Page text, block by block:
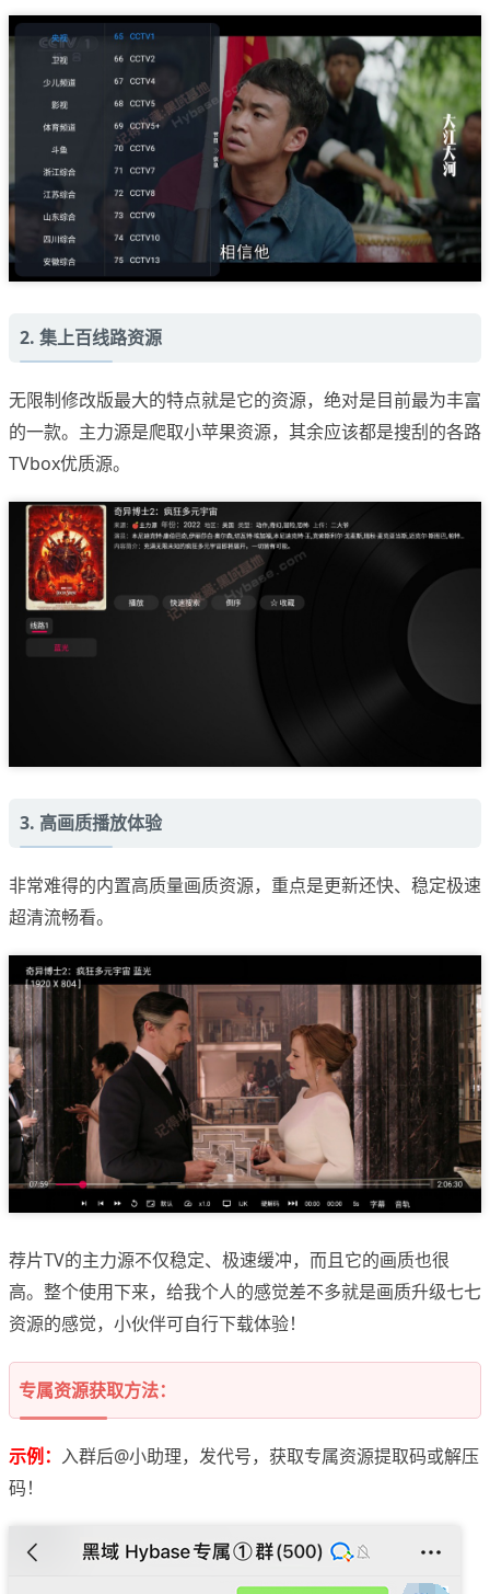
2. 集上百线路资源
无限制修改版最大的特点就是它的资源，绝对是目前最为丰富
的一款。主力源是爬取小苹果资源，其余应该都是搜刮的各路
TVbox优质源。
3. 高画质播放体验
非常难得的内置高质量画质资源，重点是更新还快、稳定极速
超清流畅看。
荐片TV的主力源不仅稳定、极速缓冲，而且它的画质也很
高。整个使用下来，给我个人的感觉差不多就是画质升级七七
资源的感觉，小伙伴可自行下载体验！
专属资源获取方法：
示例： 入群后@小助理，发代号，获取专属资源提取码或解压
码！